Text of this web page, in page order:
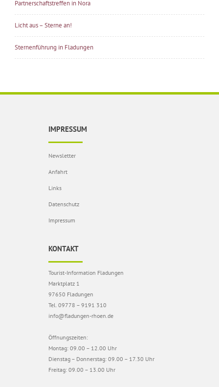
Partnerschaftstreffen in Nora
Licht aus – Sterne an!
Sternenführung in Fladungen
IMPRESSUM
Newsletter
Anfahrt
Links
Datenschutz
Impressum
KONTAKT
Tourist-Information Fladungen
Marktplatz 1
97650 Fladungen
Tel. 09778 – 9191 310
info@fladungen-rhoen.de
Öffnungszeiten:
Montag: 09.00 – 12.00 Uhr
Dienstag – Donnerstag: 09.00 – 17.30 Uhr
Freitag: 09.00 – 13.00 Uhr